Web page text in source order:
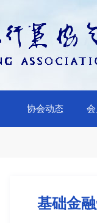
协会动态
基础金